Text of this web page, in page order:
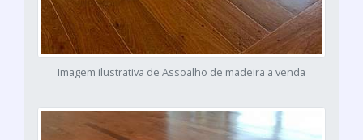
Imagem ilustrativa de Assoalho de madeira a venda